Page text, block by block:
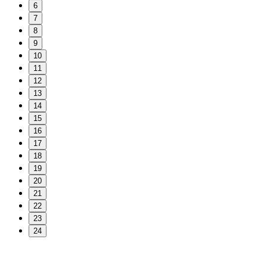
6
7
8
9
10
11
12
13
14
15
16
17
18
19
20
21
22
23
24